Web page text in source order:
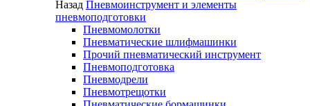
Назад Пневмоинструмент и элементы
пневмоподготовки
Пневмомолотки
Пневматические шлифмашинки
Прочий пневматический инструмент
Пневмоподготовка
Пневмодрели
Пневмотрещотки